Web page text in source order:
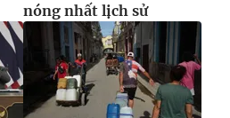
nóng nhất lịch sử